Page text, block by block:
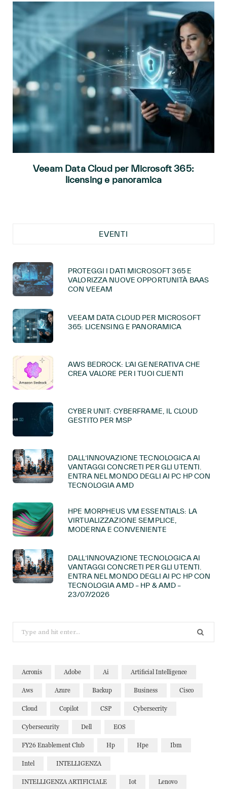
Veeam Data Cloud per Microsoft 365:
licensing e panoramica
EVENTI
PROTEGGI I DATI MICROSOFT 365 E
VALORIZZA NUOVE OPPORTUNITÀ BAAS
CON VEEAM
VEEAM DATA CLOUD PER MICROSOFT
365: LICENSING E PANORAMICA
AWS BEDROCK: L’AI GENERATIVA CHE
CREA VALORE PER I TUOI CLIENTI
CYBER UNIT: CYBERFRAME, IL CLOUD
GESTITO PER MSP
DALL’INNOVAZIONE TECNOLOGICA AI
VANTAGGI CONCRETI PER GLI UTENTI.
ENTRA NEL MONDO DEGLI AI PC HP CON
TECNOLOGIA AMD
HPE MORPHEUS VM ESSENTIALS: LA
VIRTUALIZZAZIONE SEMPLICE,
MODERNA E CONVENIENTE
DALL’INNOVAZIONE TECNOLOGICA AI
VANTAGGI CONCRETI PER GLI UTENTI.
ENTRA NEL MONDO DEGLI AI PC HP CON
TECNOLOGIA AMD – HP & AMD –
23/07/2026
for:
Acronis Adobe Ai Artificial Intelligence
Aws Azure Backup Business Cisco
Cloud Copilot CSP Cybersecrity
Cybersecurity Dell EOS
FY26 Enablement Club Hp Hpe Ibm
Intel INTELLIGENZA
INTELLIGENZA ARTIFICIALE Iot Lenovo